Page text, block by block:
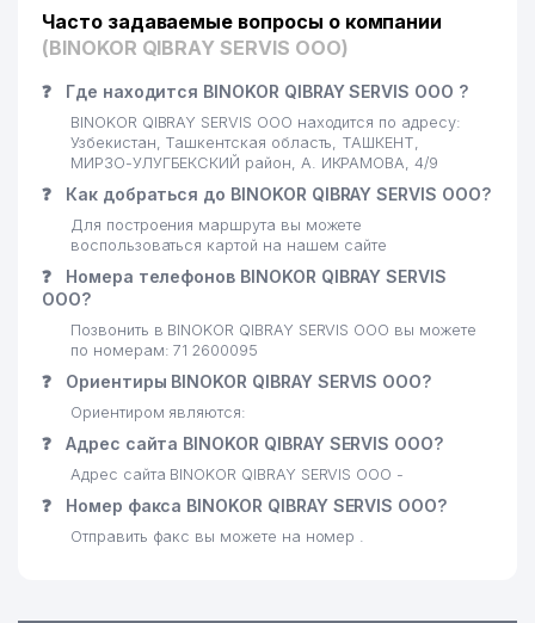
Часто задаваемые вопросы о компании
(BINOKOR QIBRAY SERVIS ООО)
❓ Где находится BINOKOR QIBRAY SERVIS ООО ?
BINOKOR QIBRAY SERVIS ООО находится по адресу:
Узбекистан, Ташкентская область, ТАШКЕНТ,
МИРЗО-УЛУГБЕКСКИЙ район, А. ИКРАМОВА, 4/9
❓ Как добраться до BINOKOR QIBRAY SERVIS ООО?
Для построения маршрута вы можете
воспользоваться картой на нашем сайте
❓
Номера телефонов BINOKOR QIBRAY SERVIS
ООО?
Позвонить в BINOKOR QIBRAY SERVIS ООО вы можете
по номерам: 71 2600095
❓ Ориентиры BINOKOR QIBRAY SERVIS ООО?
Ориентиром являются:
❓ Адрес сайта BINOKOR QIBRAY SERVIS ООО?
Адрес сайта BINOKOR QIBRAY SERVIS ООО -
❓ Номер факса BINOKOR QIBRAY SERVIS ООО?
Отправить факс вы можете на номер .